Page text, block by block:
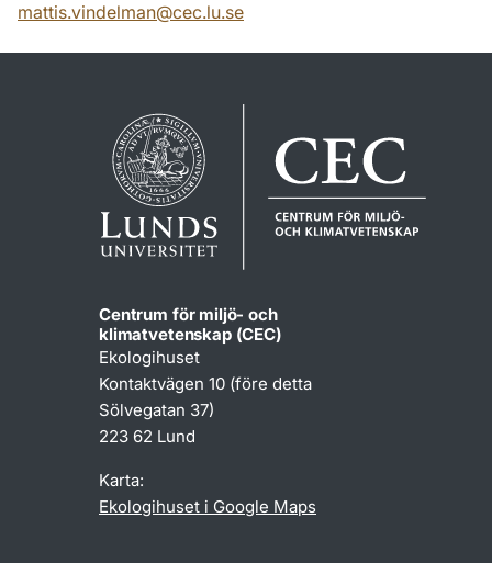
mattis.vindelman@cec.lu.se
Centrum för miljö- och
klimatvetenskap (CEC)
Ekologihuset
Kontaktvägen 10 (före detta
Sölvegatan 37)
223 62 Lund
Karta:
Ekologihuset i Google Maps